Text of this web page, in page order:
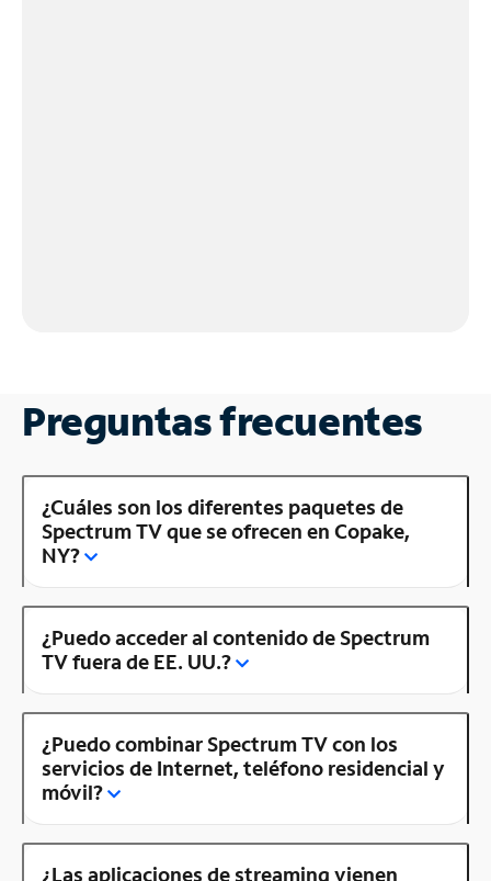
Preguntas frecuentes
¿Cuáles son los diferentes paquetes de
Spectrum TV que se ofrecen en Copake,
NY?
¿Puedo acceder al contenido de Spectrum
TV fuera de EE. UU.?
¿Puedo combinar Spectrum TV con los
servicios de Internet, teléfono residencial y
móvil?
¿Las aplicaciones de streaming vienen